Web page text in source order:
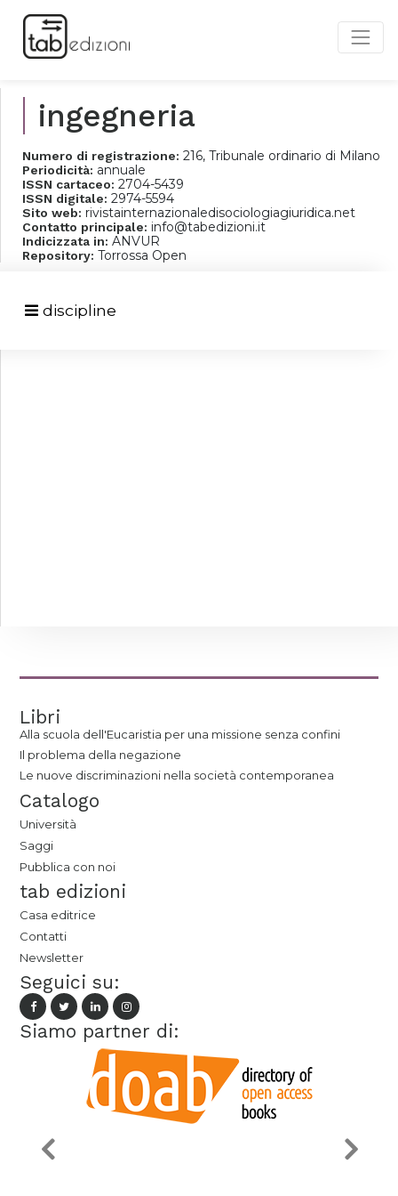
ingegneria
Numero di registrazione: 216, Tribunale ordinario di Milano
Periodicità: annuale
ISSN cartaceo: 2704-5439
ISSN digitale: 2974-5594
Sito web: rivistainternazionaledisociologiagiuridica.net
Contatto principale: info@tabedizioni.it
Indicizzata in: ANVUR
Repository: Torrossa Open
discipline
Libri
Alla scuola dell'Eucaristia per una missione senza confini
Il problema della negazione
Le nuove discriminazioni nella società contemporanea
Catalogo
Università
Saggi
Pubblica con noi
tab edizioni
Casa editrice
Contatti
Newsletter
Seguici su:
Siamo partner di: